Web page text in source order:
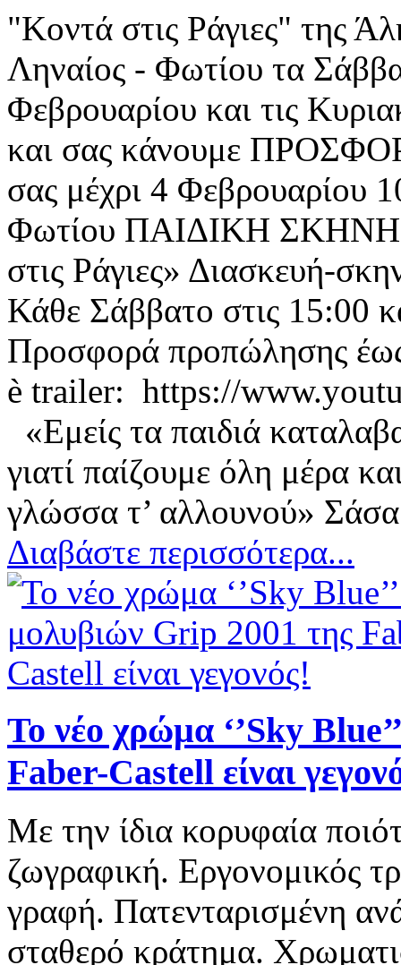
"Κοντά στις Ράγιες" της
Ληναίος - Φωτίου τα
Φεβρουαρίου και τις
και σας κάνουμε
σας μέχρι 4 Φεβρουαρίου
Φωτίου ΠΑΙΔΙΚΗ ΣΚΗΝΗ
στις Ράγιες» Διασκευή-
Κάθε Σάββατο στις 15:00
Προσφορά προπώλησης
è trailer: https://
«Εμείς τα παιδιά
γιατί παίζουμε όλη μέρα
γλώσσα τ’ αλλουνού»
Διαβάστε περισσότερα...
Το νέο χρώμα ‘’Sky
Faber-Castell είναι
Με την ίδια κορυφαία
ζωγραφική. Εργονομικός
γραφή. Πατενταρισμένη
σταθερό κράτημα.